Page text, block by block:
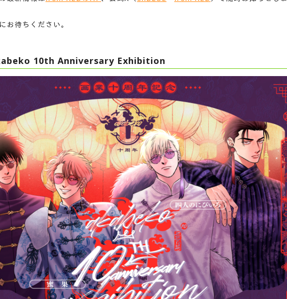
お待ちください。
10th Anniversary Exhibition